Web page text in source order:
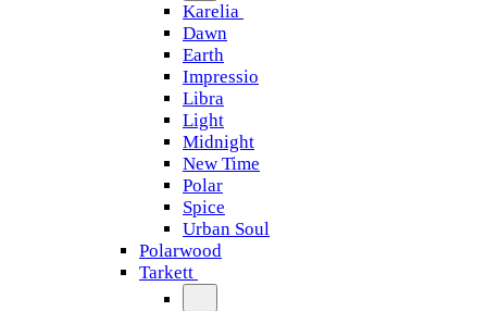
Karelia
Dawn
Earth
Impressio
Libra
Light
Midnight
New Time
Polar
Spice
Urban Soul
Polarwood
Tarkett